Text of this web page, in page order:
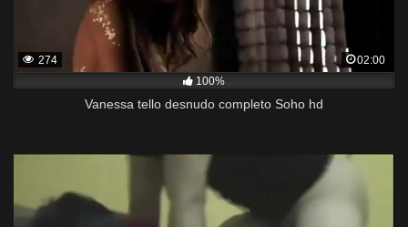
274
02:00
100%
Vanessa tello desnudo completo Soho hd